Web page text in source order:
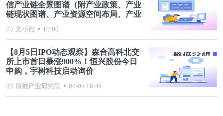
信产业链全景图谱（附产业政策、产业
链现状图谱、产业资源空间布局、产业
吴小燕 10:00
【8月5日IPO动态观察】森合高科北交
所上市首日暴涨900%！恒兴股份今日
申购，宇树科技启动询价
前瞻产业研究院 08-05 18:44